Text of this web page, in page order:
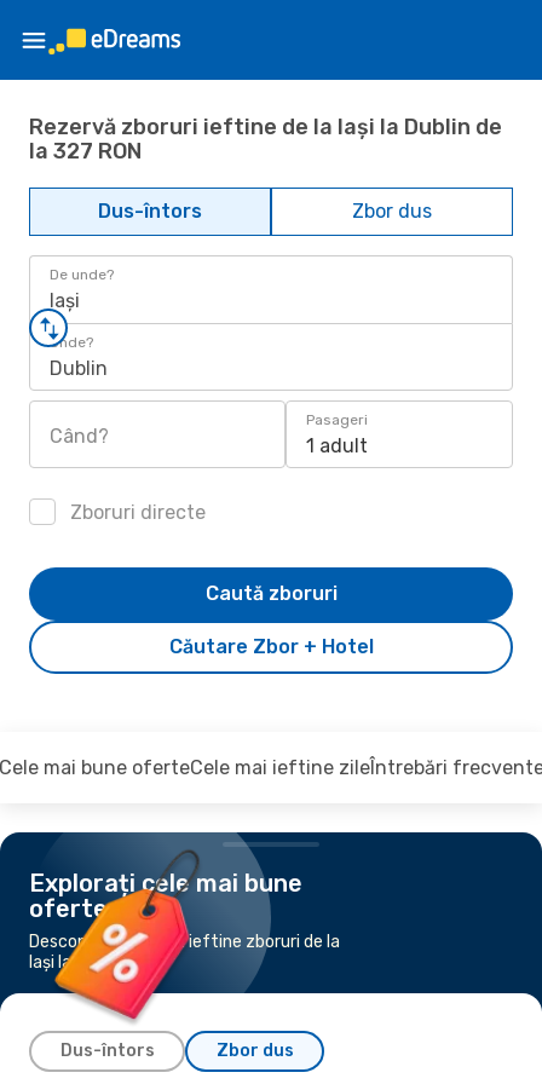
Rezervă zboruri ieftine de la Iași la Dublin de
la 327 RON
Dus-întors Zbor dus
De unde?
Iași
Unde?
Dublin
Când?
Pasageri
1 adult
Zboruri directe
Căutare Zbor + Hotel
Caută zboruri
mai bune oferteCele mai ieftine zileÎntrebări
Explorați cele mai bune
oferte
Descoperiți cele mai ieftine zboruri de la
Iași la Dublin
Dus-întors Zbor dus